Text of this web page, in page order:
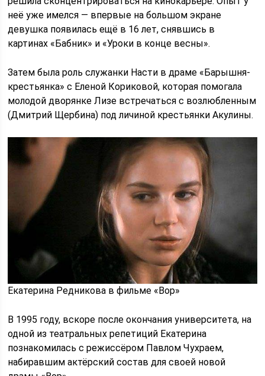
неё уже имелся — впервые на большом экране
девушка появилась ещё в 16 лет, снявшись в
картинах «Бабник» и «Уроки в конце весны».
Затем была роль служанки Насти в драме «Барышня-
крестьянка» с Еленой Кориковой, которая помогала
молодой дворянке Лизе встречаться с возлюбленным
(Дмитрий Щербина) под личиной крестьянки Акулины.
Екатерина Редникова в фильме «Вор»
В 1995 году, вскоре после окончания университета, на
одной из театральных репетиций Екатерина
познакомилась с режиссёром Павлом Чухраем,
набиравшим актёрский состав для своей новой